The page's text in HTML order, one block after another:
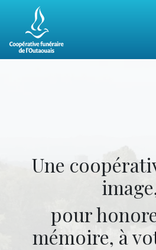
Une
pour
mémoire, à